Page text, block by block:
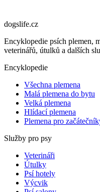
dogslife.cz
Encyklopedie psích plemen,
veterinářů, útulků a dalších
Encyklopedie
Všechna plemena
Malá plemena do bytu
Velká plemena
Hlídací plemena
Plemena pro
Služby pro psy
Veterináři
Útulky
Psí hotely
Výcvik